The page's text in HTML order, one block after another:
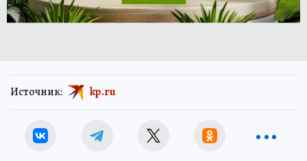
Источник: kp.ru